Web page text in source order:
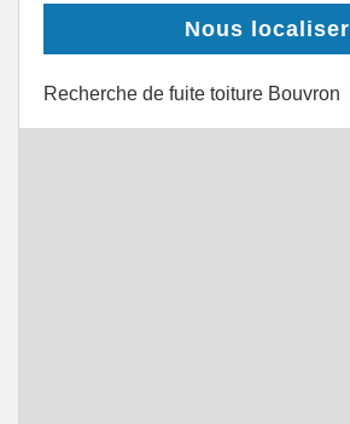
Nous localiser
Recherche de fuite toiture Bouvron